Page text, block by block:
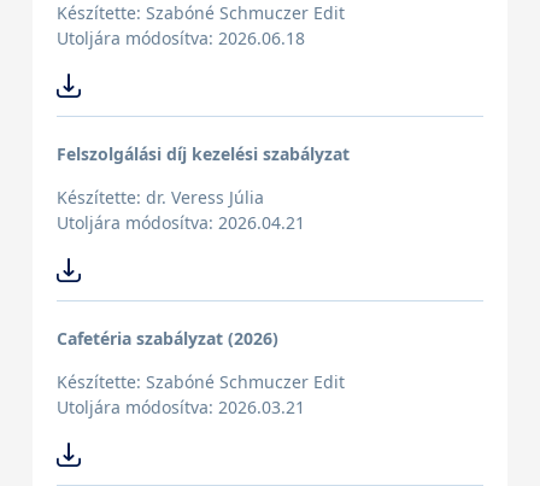
Készítette: Szabóné Schmuczer Edit
Utoljára módosítva: 2026.06.18
Felszolgálási díj kezelési szabályzat
Készítette: dr. Veress Júlia
Utoljára módosítva: 2026.04.21
Cafetéria szabályzat (2026)
Készítette: Szabóné Schmuczer Edit
Utoljára módosítva: 2026.03.21